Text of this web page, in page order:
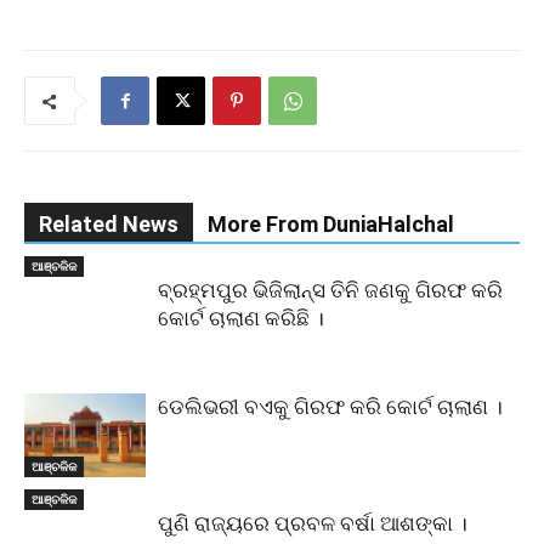
Related News More From DuniaHalchal
ଆଞ୍ଚଳିକ
ବ୍ରହ୍ମପୁର ଭିଜିଲାନ୍ସ ତିନି ଜଣକୁ ଗିରଫ କରି
କୋର୍ଟ ଚାଲାଣ କରିଛି ।
ଆଞ୍ଚଳିକ
ଡେଲିଭରୀ ବଏକୁ ଗିରଫ କରି କୋର୍ଟ ଚାଲାଣ ।
ଆଞ୍ଚଳିକ
ପୁଣି ରାଜ୍ୟରେ ପ୍ରବଳ ବର୍ଷା ଆଶଙ୍କା ।